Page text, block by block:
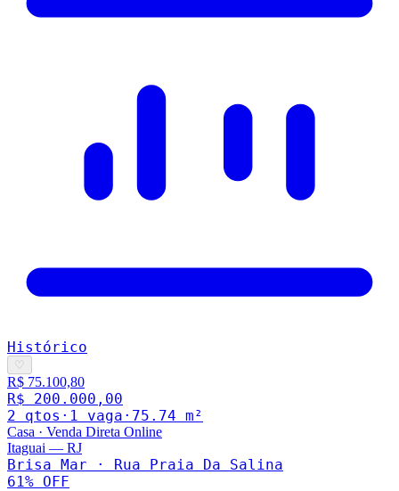
Histórico
♡
R$ 75.100,80
R$ 200.000,00
2 qtos · 1 vaga · 75.74 m²
Casa · Venda Direta Online
Itaguai — RJ
Brisa Mar · Rua Praia Da Salina
61% OFF